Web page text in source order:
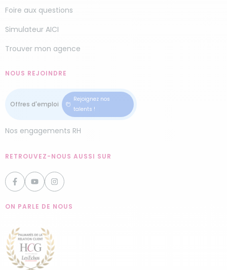
Foire aux questions
Simulateur AICI
Trouver mon agence
NOUS REJOINDRE
Rejoignez nos
talents !
Nos engagements RH
RETROUVEZ-NOUS AUSSI SUR
ON PARLE DE NOUS